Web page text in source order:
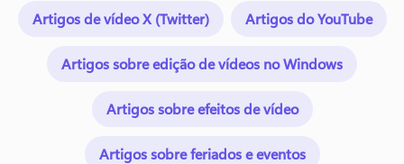
Artigos de vídeo X (Twitter) Artigos do YouTube
Artigos sobre edição de vídeos no Windows
Artigos sobre efeitos de vídeo
Artigos sobre feriados e eventos